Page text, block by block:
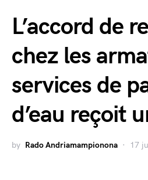
L’accord de
chez les
services de
d’eau reçoit
by Rado Andriamampionona 17